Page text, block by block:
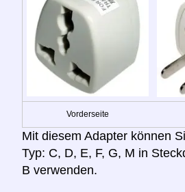
Vorderseite
Mit diesem Adapter können
Typ: C, D, E, F, G, M in
B verwenden.